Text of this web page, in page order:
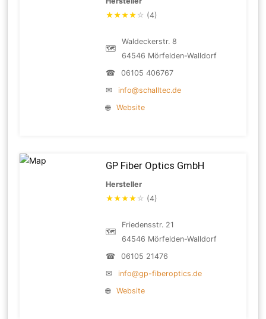
★★★★ ☆ (4)
🗺
Waldeckerstr. 8
64546 Mörfelden-Walldorf
☎
06105 406767
✉
info@schalltec.de
🌐
Website
GP Fiber Optics GmbH
Hersteller
★★★★ ☆ (4)
🗺
Friedensstr. 21
64546 Mörfelden-Walldorf
☎
06105 21476
✉
info@gp-fiberoptics.de
🌐
Website